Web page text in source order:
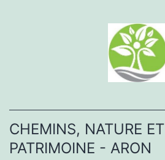
CHEMINS, NATURE ET
PATRIMOINE - ARON